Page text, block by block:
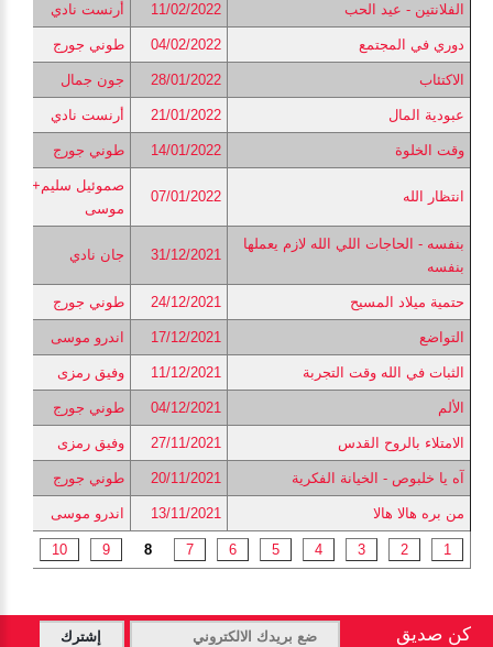
الفلانتين - عيد الحب 11/02/2022 أرنست نادي
دوري في المجتمع 04/02/2022 طوني جورج
الاكتئاب 28/01/2022 جون جمال
عبودية المال 21/01/2022 أرنست نادي
وقت الخلوة 14/01/2022 طوني جورج
انتظار الله 07/01/2022
صموئيل سليم+اندرو
موسى
بنفسه - الحاجات اللي الله لازم يعملها
بنفسه
31/12/2021 جان نادي
حتمية ميلاد المسيح 24/12/2021 طوني جورج
التواضع 17/12/2021 اندرو موسى
الثبات في الله وقت التجربة 11/12/2021 وفيق رمزى
الألم 04/12/2021 طوني جورج
الامتلاء بالروح القدس 27/11/2021 وفيق رمزى
آه يا خلبوص - الخيانة الفكرية 20/11/2021 طوني جورج
من بره هالا هالا 13/11/2021 اندرو موسى
1
2
3
4
5
6
7
8
9
10
كن صديق